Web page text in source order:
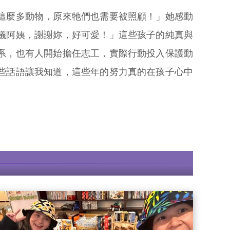
多動物，原來牠們也需要被照顧！」她感動
姨，謝謝妳，好可愛！」這些孩子的純真與
也有人開始擔任志工，實際行動投入保護動
語讓我知道，這些年的努力真的在孩子心中